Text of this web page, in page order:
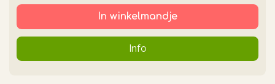
In winkelmandje
Info